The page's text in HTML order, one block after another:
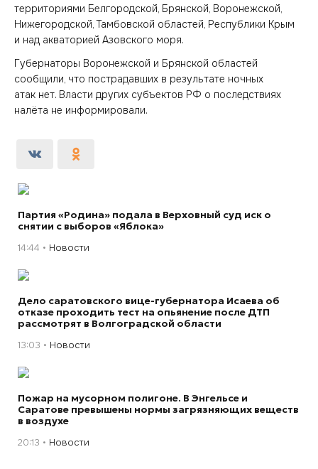
территориями Белгородской, Брянской, Воронежской,
Нижегородской, Тамбовской областей, Республики Крым
и над акваторией Азовского моря.
Губернаторы Воронежской и Брянской областей
сообщили, что пострадавших в результате ночных
атак нет. Власти других субъектов РФ о последствиях
налёта не информировали.
Партия «Родина» подала в Верховный суд иск о
снятии с выборов «Яблока»
14:44 Новости
Дело саратовского вице-губернатора Исаева об
отказе проходить тест на опьянение после ДТП
рассмотрят в Волгоградской области
13:03 Новости
Пожар на мусорном полигоне. В Энгельсе и
Саратове превышены нормы загрязняющих веществ
в воздухе
20:13 Новости